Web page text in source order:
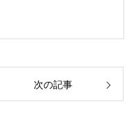
次の記事